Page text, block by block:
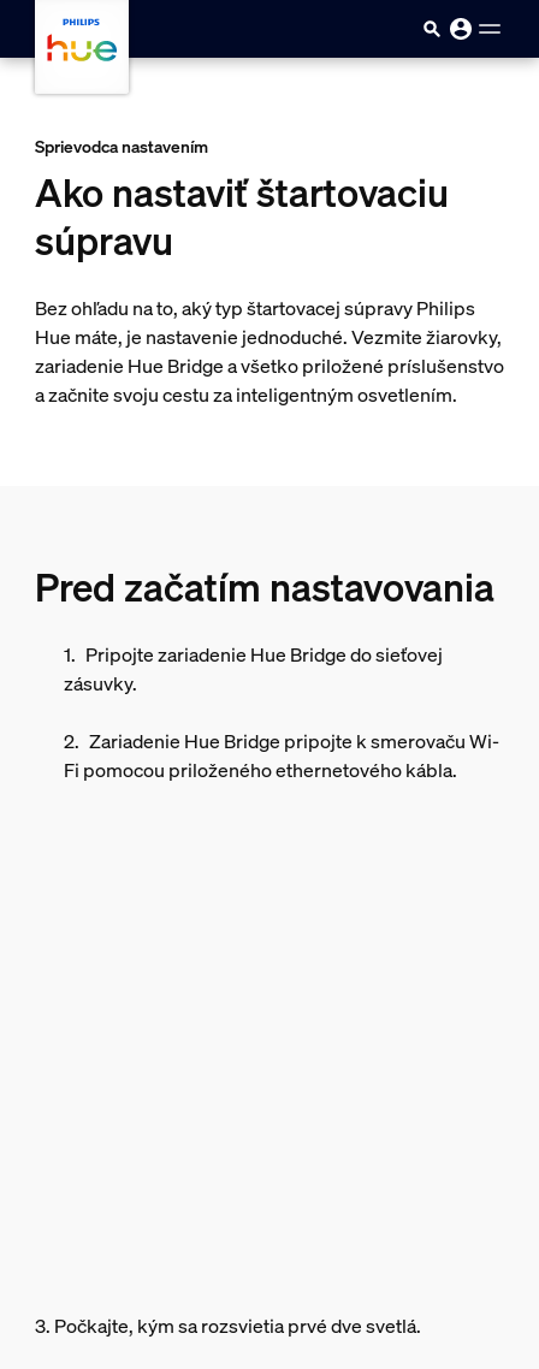
Sprievodca nastavením
Ako nastaviť štartovaciu
súpravu
Bez ohľadu na to, aký typ štartovacej súpravy Philips
Hue máte, je nastavenie jednoduché. Vezmite žiarovky,
zariadenie Hue Bridge a všetko priložené príslušenstvo
a začnite svoju cestu za inteligentným osvetlením.
Pred začatím nastavovania
Pripojte zariadenie Hue Bridge do sieťovej
zásuvky.
Zariadenie Hue Bridge pripojte k smerovaču Wi-
Fi pomocou priloženého ethernetového kábla.
3. Počkajte, kým sa rozsvietia prvé dve svetlá.